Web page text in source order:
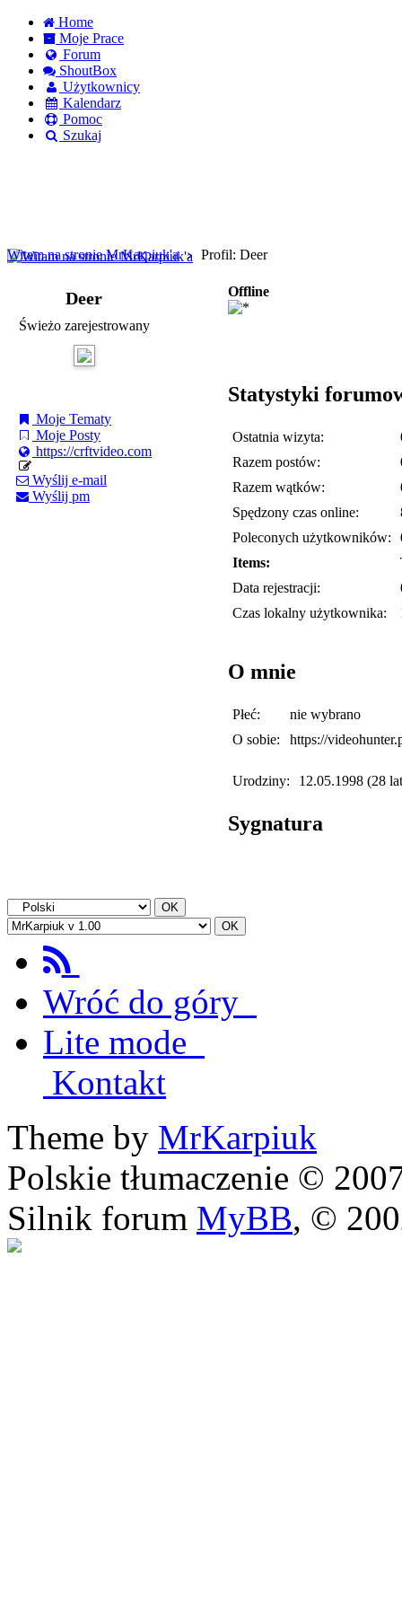
Home
Moje Prace
Forum
ShoutBox
Użytkownicy
Kalendarz
Pomoc
Szukaj
Witam na stronie MrKarpiuk'a
Profil: Deer
Deer
Świeżo zarejestrowany
Moje Tematy
Moje Posty
https://crftvideo.com
Wyślij e-mail
Wyślij pm
Offline
Statystyki
Ostatnia wizyta:
Razem postów:
Razem wątków:
Spędzony czas online:
Poleconych użytkowników:
Items:
Data rejestracji:
Czas lokalny użytkownika:
O mnie
Płeć:
nie wybrano
O sobie:
https://
Urodziny: 12.05.1998 (28
Sygnatura
Wróć do góry
Lite mode
Kontakt
Theme by MrKarpiuk
Polskie tłumaczenie ©
Silnik forum MyBB, ©